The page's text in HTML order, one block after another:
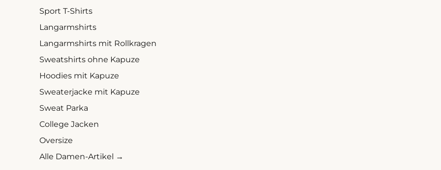
Sport T-Shirts
Langarmshirts
Langarmshirts mit Rollkragen
Sweatshirts ohne Kapuze
Hoodies mit Kapuze
Sweaterjacke mit Kapuze
Sweat Parka
College Jacken
Oversize
Alle Damen-Artikel →